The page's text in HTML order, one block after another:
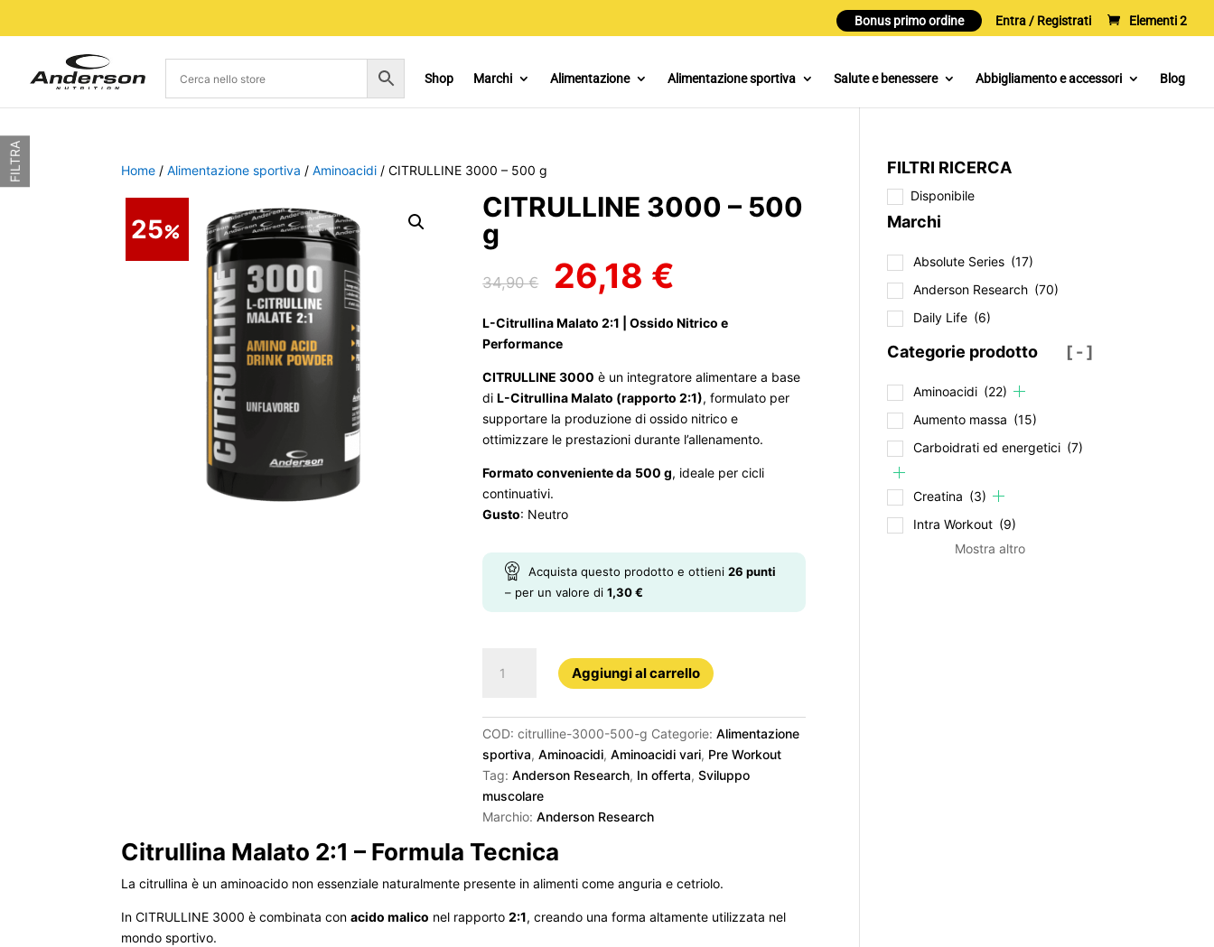
Bonus primo ordine Entra / Registrati Elementi 2
Shop Marchi Alimentazione Alimentazione sportiva Salute e benessere Abbigliamento e accessori Blog
Home /Alimentazione sportiva /Aminoacidi / CITRULLINE 3000 – 500 g
25
CITRULLINE 3000 – 500
g
34,90€ Il
prezzo
originale
era:
34,90 €.
26,18 €
attuale
è:
L-Citrullina Malato 2:1 | Ossido Nitrico e
Performance
CITRULLINE 3000 è un integratore alimentare a base
diL-Citrullina Malato (rapporto 2:1), formulato per
supportare la produzione di ossido nitrico e
ottimizzare le prestazioni durante l’allenamento.
Formato conveniente da 500 g, ideale per cicli
continuativi.
Gusto: Neutro
Acquista questo prodotto e ottieni26 punti
– per un valore di1,30€
3000
500
g
quantità
Aggiungi al carrello
COD:citrulline-3000-500-g Categorie:Alimentazione
sportiva,Aminoacidi,Aminoacidi vari, Pre Workout
Tag:Anderson Research, In offerta,Sviluppo
muscolare
Marchio:Anderson Research
Citrullina Malato 2:1 – Formula Tecnica
La citrullina è un aminoacido non essenziale naturalmente presente in alimenti come anguria e cetriolo.
In CITRULLINE 3000 è combinata conacido malico nel rapporto2:1, creando una forma altamente utilizzata nel
mondo sportivo.
FILTRI RICERCA
Disponibile
Marchi
Absolute Series (17)
Anderson Research (70)
Daily Life (6)
Categorie prodotto [ - ]
Aminoacidi (22)
Aumento massa (15)
Carboidrati ed energetici (7)
Creatina (3)
Intra Workout (9)
Mostra altro
FILTRA